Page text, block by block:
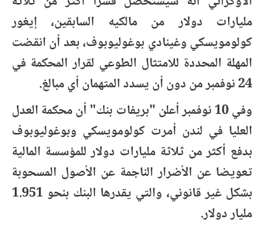
مليارات دولار من مالكيه السابقين، إيغور
كولومويسكي وغينادي بوغوليوبوف، بعد أن انقضت
المهلة المحددة للامتثال الطوعي لقرار المحكمة في
24 نوفمبر من دون أن يسدد المتهمان أي مبالغ.
وفي 10 نوفمبر أعلن "بريفات بنك" أن محكمة العدل
العليا في لندن أمرت كولومويسكي وبوغوليوبوف
بدفع أكثر من ثلاثة مليارات دولار للمؤسسة المالية
تعويضا عن الأضرار الناجمة عن الأصول المسحوبة
بشكل غير قانوني، والتي يقدرها البنك بنحو 1.951
مليار دولار.